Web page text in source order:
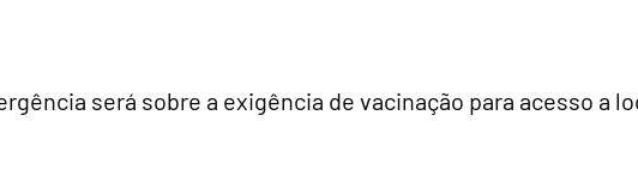
será sobre a exigência de vacinação para acesso a